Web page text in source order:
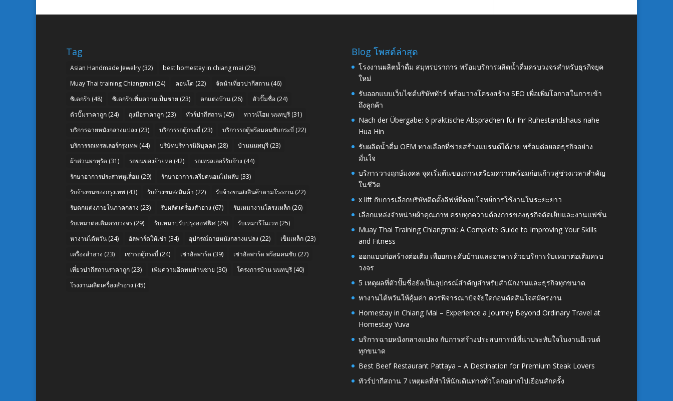
Tag
Asian Handmade Jewelry (32) best homestay in chiang mai (25)
Muay Thai training Chiangmai (24) คอนโด (22) จัดนำเที่ยวปากีสถาน (46)
ซิเดกร้า (48) ซิเดกร้าเพิ่มความเป็นชาย (23) ตกแต่งบ้าน (26) ตัวปั๊มชื่อ (24)
ตัวปั๊มราคาถูก (24) ถุงมือราคาถูก (23) ทัวร์ปากีสถาน (45) ทาวน์โฮม นนทบุรี (31)
บริการฉายหนังกลางแปลง (23) บริการรถตู้กระบี่ (23) บริการรถตู้พร้อมคนขับกระบี่ (22)
บริการรถเทรลเลอร์กรุงเทพ (44) บริษัทบริหารนิติบุคคล (28) บ้านนนทบุรี (23)
ผ้าต่วนพาหุรัด (31) รถขนของย้ายหอ (42) รถเทรลเลอร์รับจ้าง (44)
รักษาอาการประสาทหูเสื่อม (29) รักษาอาการเครียดนอนไม่หลับ (33)
รับจ้างขนของกรุงเทพ (43) รับจ้างขนส่งสินค้า (22) รับจ้างขนส่งสินค้าตามโรงงาน (22)
รับตกแต่งภายในภาคกลาง (23) รับผลิตเครื่องสำอาง (67) รับเหมางานโครงเหล็ก (26)
รับเหมาต่อเติมครบวงจร (29) รับเหมาปรับปรุงออฟฟิศ (29) รับเหมารีโนเวท (25)
หางานไต้หวัน (24) อัลพาร์ดให้เช่า (34) อุปกรณ์ฉายหนังกลางแปลง (22) เข็มเหล็ก (23)
เครื่องสำอาง (23) เช่ารถตู้กระบี่ (24) เช่าอัลพาร์ด (39) เช่าอัลพาร์ด พร้อมคนขับ (27)
เที่ยวปากีสถานราคาถูก (23) เพิ่มความอึดทนท่านชาย (30) โครงการบ้าน นนทบุรี (40)
โรงงานผลิตเครื่องสำอาง (45)
Blog โพสต์ล่าสุด
โรงงานผลิตน้ำดื่ม สมุทรปราการ พร้อมบริการผลิตน้ำดื่มครบวงจรสำหรับธุรกิจยุค
ใหม่
รับออกแบบเว็บไซต์บริษัททัวร์ พร้อมวางโครงสร้าง SEO เพื่อเพิ่มโอกาสในการเข้า
ถึงลูกค้า
Nach der Übergabe: 6 praktische Absprachen für Ihr Ruhestandshaus nahe
Hua Hin
รับผลิตน้ำดื่ม OEM ทางเลือกที่ช่วยสร้างแบรนด์ได้ง่าย พร้อมต่อยอดธุรกิจอย่าง
มั่นใจ
บริการวางฤกษ์มงคล จุดเริ่มต้นของการเตรียมความพร้อมก่อนก้าวสู่ช่วงเวลาสำคัญ
ในชีวิต
x lift กับการเลือกบริษัทติดตั้งลิฟท์ที่ตอบโจทย์การใช้งานในระยะยาว
เลือกแหล่งจำหน่ายผ้าคุณภาพ ครบทุกความต้องการของธุรกิจตัดเย็บและงานแฟชั่น
Muay Thai Training Chiangmai: A Complete Guide to Improving Your Skills
and Fitness
ออกแบบก่อสร้างต่อเติม เพื่อยกระดับบ้านและอาคารด้วยบริการรับเหมาต่อเติมครบ
วงจร
5 เหตุผลที่ตัวปั๊มชื่อยังเป็นอุปกรณ์สำคัญสำหรับสำนักงานและธุรกิจทุกขนาด
หางานไต้หวันให้คุ้มค่า ควรพิจารณาปัจจัยใดก่อนตัดสินใจสมัครงาน
Homestay in Chiang Mai – Experience a Journey Beyond Ordinary Travel at
Homestay Yuva
บริการฉายหนังกลางแปลง กับการสร้างประสบการณ์ที่น่าประทับใจในงานอีเวนต์
ทุกขนาด
Best Beef Restaurant Pattaya – A Destination for Premium Steak Lovers
ทัวร์ปากีสถาน 7 เหตุผลที่ทำให้นักเดินทางทั่วโลกอยากไปเยือนสักครั้ง